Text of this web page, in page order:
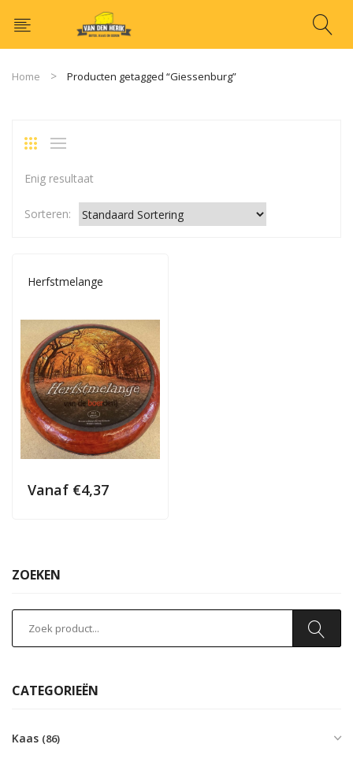
Home Producten getagged “Giessenburg”
Enig resultaat
Sorteren:
Herfstmelange
Vanaf €4,37
ZOEKEN
CATEGORIEËN
Kaas (86)